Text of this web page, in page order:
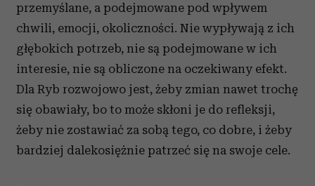
przemyślane, a podejmowane pod wpływem
chwili, emocji, okoliczności. Nie wypływają z ich
głębokich potrzeb, nie są podejmowane w ich
interesie, nie są obliczone na oczekiwany efekt.
Dla Ryb rozwojowo jest, żeby zmian nawet trochę
się obawiały, bo to może skłoni je do refleksji,
żeby nie zostawiać za sobą tego, co dobre, i żeby
bardziej dalekosiężnie patrzeć się na swoje cele.